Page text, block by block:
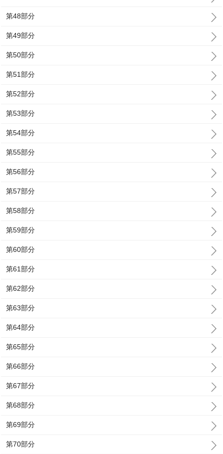
第48部分
第49部分
第50部分
第51部分
第52部分
第53部分
第54部分
第55部分
第56部分
第57部分
第58部分
第59部分
第60部分
第61部分
第62部分
第63部分
第64部分
第65部分
第66部分
第67部分
第68部分
第69部分
第70部分